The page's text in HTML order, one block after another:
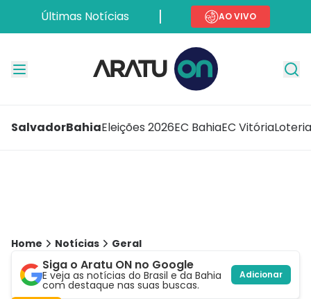
Últimas Notícias AO VIVO
SalvadorBahiaEleições 2026EC BahiaEC Vitória
Home Notícias Geral
Siga o Aratu ON no Google
E veja as notícias do Brasil e da Bahia
com destaque nas suas buscas.
Adicionar